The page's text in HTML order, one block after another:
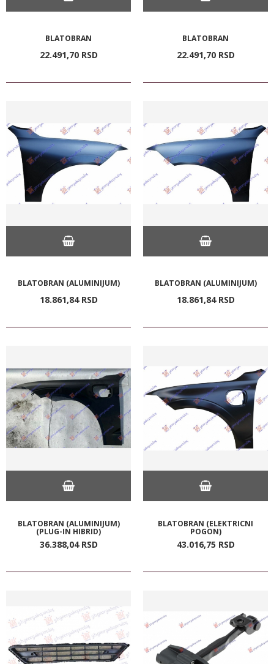
BLATOBRAN
22.491,70 RSD
BLATOBRAN
22.491,70 RSD
BLATOBRAN (ALUMINIJUM)
18.861,84 RSD
BLATOBRAN (ALUMINIJUM)
18.861,84 RSD
BLATOBRAN (ALUMINIJUM)
(PLUG-IN HIBRID)
36.388,04 RSD
BLATOBRAN (ELEKTRICNI
POGON)
43.016,75 RSD